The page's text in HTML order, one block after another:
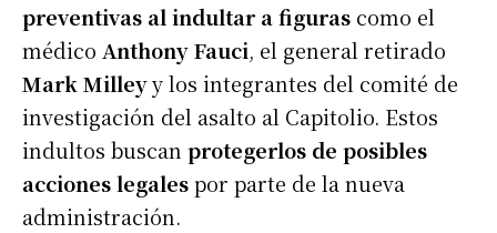
preventivas al indultar a figuras como el
médico Anthony Fauci, el general retirado
Mark Milleyy los integrantes del comité de
investigación del asalto al Capitolio. Estos
indultos buscan protegerlos de posibles
acciones legalespor parte de la nueva
administración.